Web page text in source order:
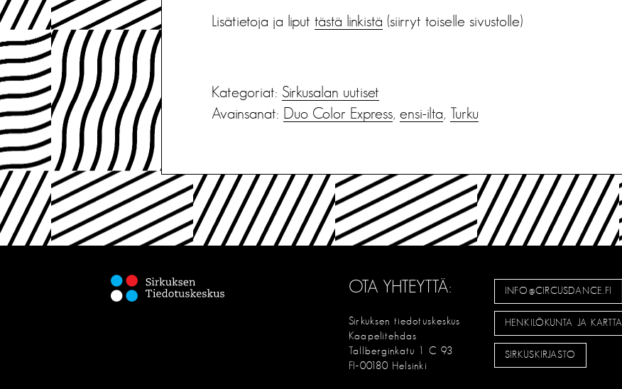
Lisätietoja ja liput tästä linkistä (siirryt toiselle sivustolle)
Kategoriat: Sirkusalan uutiset
Avainsanat: Duo Color Express, ensi-ilta, Turku
OTA YHTEYTTÄ:
Sirkuksen tiedotuskeskus
Kaapelitehdas
Tallberginkatu 1 C 93
FI-00180 Helsinki
INFO@CIRCUSDANCE.FI
HENKILÖKUNTA JA KARTTA
SIRKUSKIRJASTO